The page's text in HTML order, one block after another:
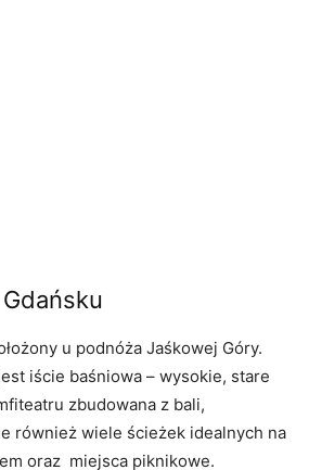
u podnóża Jaśkowej Góry.
iście baśniowa – wysokie, stare
zbudowana z bali,
również wiele ścieżek idealnych na
oraz miejsca piknikowe.